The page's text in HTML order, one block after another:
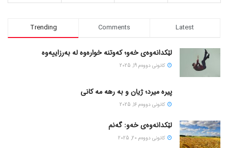
Trending Comments Latest
لێکدانەوەی خەو؛ کەوتنە خوارەوە لە بەرزاییەوە
كانونی دووه‌م 19, 2025
پیره میرد؛ ژیان و به رهه مه کانی
كانونی دووه‌م 16, 2025
لێکدانەوەی خەو: گەنم
كانونی دووه‌م 20, 2025